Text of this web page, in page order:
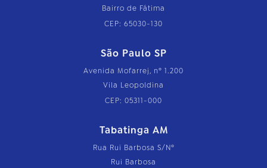
Bairro de Fátima
CEP: 65030-130
São Paulo SP
Avenida Mofarrej, nº 1.200
Vila Leopoldina
CEP: 05311-000
Tabatinga AM
Rua Rui Barbosa S/Nº
Rui Barbosa